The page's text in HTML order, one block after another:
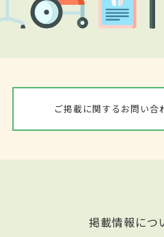
ご掲載に関するお問い合
掲載情報につ